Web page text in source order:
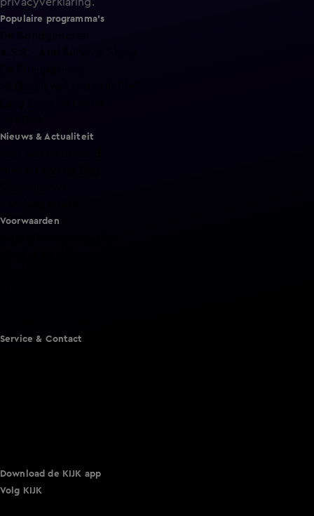
Populaire programma's
Nieuws & Actualiteit
Voorwaarden
Service & Contact
Download de KIJK app
Volg KIJK